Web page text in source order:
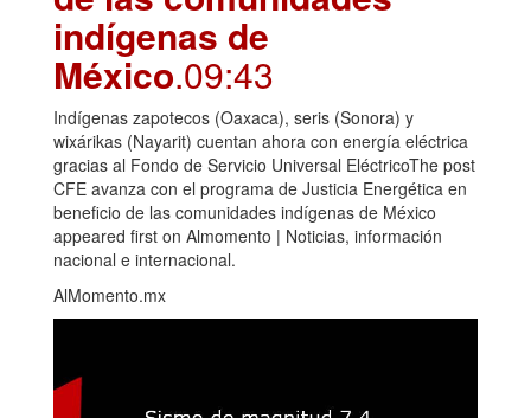
indígenas de
México.09:43
Indígenas zapotecos (Oaxaca), seris (Sonora) y
wixárikas (Nayarit) cuentan ahora con energía eléctrica
gracias al Fondo de Servicio Universal EléctricoThe post
CFE avanza con el programa de Justicia Energética en
beneficio de las comunidades indígenas de México
appeared first on Almomento | Noticias, información
nacional e internacional.
AlMomento.mx